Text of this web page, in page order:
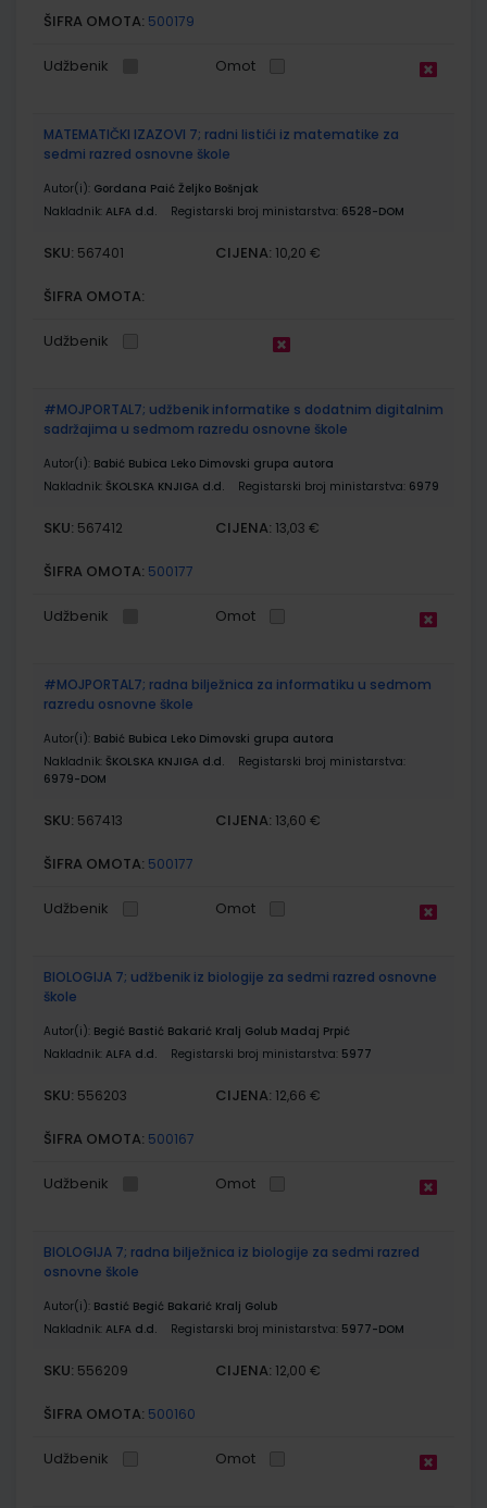
ŠIFRA OMOTA: 500179
Udžbenik Omot
MATEMATIČKI IZAZOVI 7; radni listići iz matematike za
sedmi razred osnovne škole
Autor(i): Gordana Paić Željko Bošnjak
Nakladnik: ALFA d.d. Registarski broj ministarstva: 6528-DOM
SKU: 567401 CIJENA: 10,20 €
ŠIFRA OMOTA:
Udžbenik
#MOJPORTAL7; udžbenik informatike s dodatnim digitalnim
sadržajima u sedmom razredu osnovne škole
Autor(i): Babić Bubica Leko Dimovski grupa autora
Nakladnik: ŠKOLSKA KNJIGA d.d. Registarski broj ministarstva: 6979
SKU: 567412 CIJENA: 13,03 €
ŠIFRA OMOTA: 500177
Udžbenik Omot
#MOJPORTAL7; radna bilježnica za informatiku u sedmom
razredu osnovne škole
Autor(i): Babić Bubica Leko Dimovski grupa autora
Nakladnik: ŠKOLSKA KNJIGA d.d.
Registarski broj ministarstva:
6979-DOM
SKU: 567413 CIJENA: 13,60 €
ŠIFRA OMOTA: 500177
Udžbenik Omot
BIOLOGIJA 7; udžbenik iz biologije za sedmi razred osnovne
škole
Autor(i): Begić Bastić Bakarić Kralj Golub Madaj Prpić
Nakladnik: ALFA d.d. Registarski broj ministarstva: 5977
SKU: 556203 CIJENA: 12,66 €
ŠIFRA OMOTA: 500167
Udžbenik Omot
BIOLOGIJA 7; radna bilježnica iz biologije za sedmi razred
osnovne škole
Autor(i): Bastić Begić Bakarić Kralj Golub
Nakladnik: ALFA d.d. Registarski broj ministarstva: 5977-DOM
SKU: 556209 CIJENA: 12,00 €
ŠIFRA OMOTA: 500160
Udžbenik Omot